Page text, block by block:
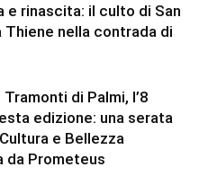
e rinascita: il culto di San
Thiene nella contrada di
di Palmi, l’8
edizione: una serata
e Bellezza
da Prometeus